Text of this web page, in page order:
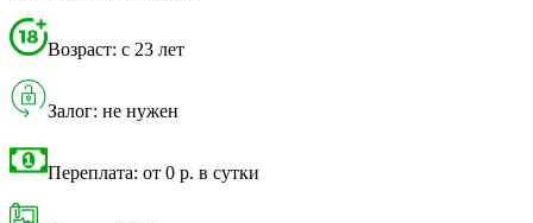
Возраст: с 23 лет
Залог: не нужен
Переплата: от 0 р. в сутки